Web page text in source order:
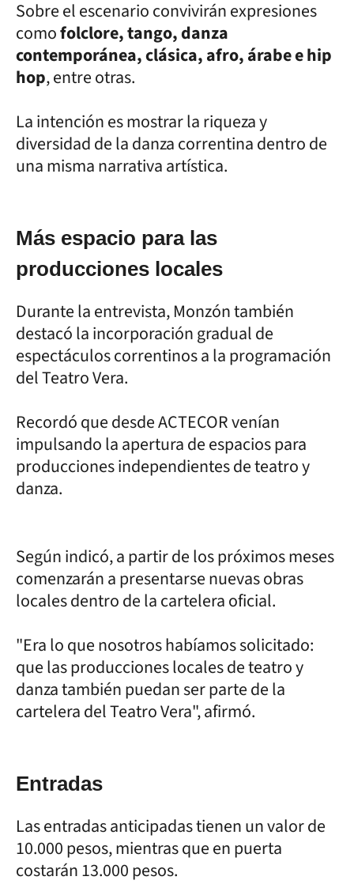
Sobre el escenario convivirán expresiones
comofolclore, tango, danza
contemporánea, clásica, afro, árabe e hip
hop, entre otras.
La intención es mostrar la riqueza y
diversidad de la danza correntina dentro de
una misma narrativa artística.
Más espacio para las
producciones locales
Durante la entrevista, Monzón también
destacó la incorporación gradual de
espectáculos correntinos a la programación
del Teatro Vera.
Recordó que desde ACTECOR venían
impulsando la apertura de espacios para
producciones independientes de teatro y
danza.
Según indicó, a partir de los próximos meses
comenzarán a presentarse nuevas obras
locales dentro de la cartelera oficial.
"Era lo que nosotros habíamos solicitado:
que las producciones locales de teatro y
danza también puedan ser parte de la
cartelera del Teatro Vera", afirmó.
Entradas
Las entradas anticipadas tienen un valor de
10.000 pesos, mientras que en puerta
costarán 13.000 pesos.